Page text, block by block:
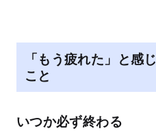
「もう疲れた」と感
こと
いつか必ず終わる